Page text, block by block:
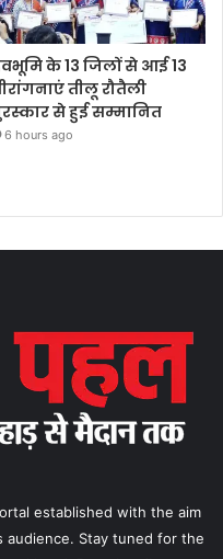
के 13 जिलों से आई 13
तीलू रौतैली
से हुई सम्मानित
6 hours ago
established with the aim
Stay tuned for the